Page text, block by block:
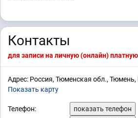
Контакты
для записи на личную (онлайн)
Адрес: Россия, Тюменская обл.,
Показать карту
Телефон:
показать телефон